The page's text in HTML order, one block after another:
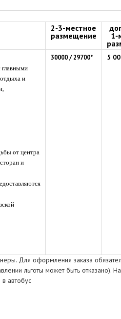
2-3-местное
размещение
1-
и
от центра
и
30000/29700* 5
Для оформления заказа
льготы может быть отказано).
автобус